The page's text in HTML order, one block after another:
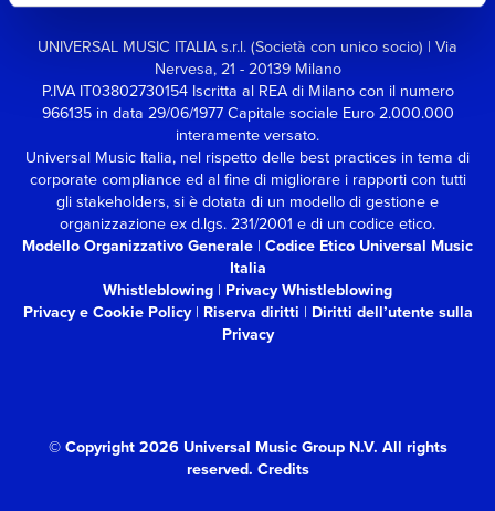
UNIVERSAL MUSIC ITALIA s.r.l. (Società con unico socio) | Via
Nervesa, 21 - 20139 Milano
P.IVA IT03802730154 Iscritta al REA di Milano con il numero
966135 in data 29/06/1977 Capitale sociale Euro 2.000.000
interamente versato.
Universal Music Italia, nel rispetto delle best practices in tema di
corporate compliance ed al fine di migliorare i rapporti con tutti
gli stakeholders, si è dotata di un modello di gestione e
organizzazione ex d.lgs. 231/2001 e di un codice etico.
Modello Organizzativo Generale | Codice Etico Universal Music
Italia
Whistleblowing | Privacy Whistleblowing
Privacy e Cookie Policy| Riserva diritti | Diritti dell’utente sulla
Privacy
© Copyright 2026 Universal Music Group N.V. All rights
reserved. Credits